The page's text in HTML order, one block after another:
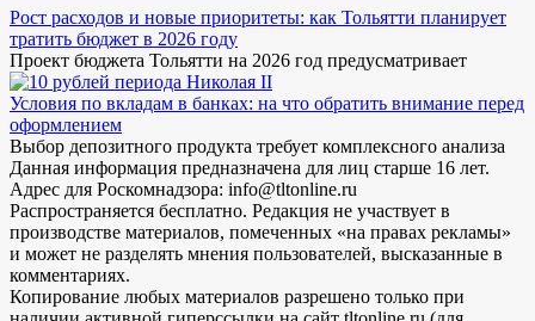
Рост расходов и новые приоритеты: как Тольятти планирует
тратить бюджет в 2026 году
Проект бюджета Тольятти на 2026 год предусматривает
Условия по вкладам в банках: на что обратить внимание перед
оформлением
Выбор депозитного продукта требует комплексного анализа
Данная информация предназначена для лиц старше 16 лет.
Адрес для Роскомнадзора: info@tltonline.ru
Распространяется бесплатно. Редакция не участвует в
производстве материалов, помеченных «на правах рекламы»
и может не разделять мнения пользователей, высказанные в
комментариях.
Копирование любых материалов разрешено только при